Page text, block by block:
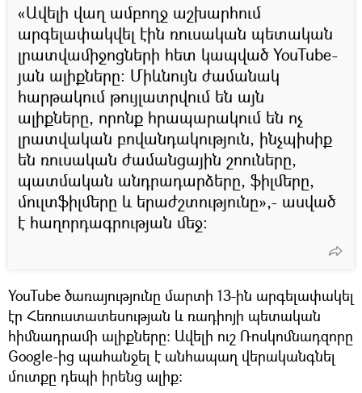
«Ավելի վաղ ամբողջ աշխարհում
արգելափակվել էին ռուսական պետական
լրատվամիջոցների հետ կապված YouTube-
յան ալիքները: Միևնույն ժամանակ
հարթակում թույլատրվում են այն
ալիքները, որոնք հրապարակում են ոչ
լրատվական բովանդակություն, ինչպիսիք
են ռուսական ժամանցային շոուները,
պատմական անդրադարձերը, ֆիլմերը,
մուլտֆիլմերը և երաժշտությունը»,- ասված
է հաղորդագրության մեջ։
YouTube ծառայությունը մարտի 13-ին արգելափակել
էր Հեռուստատեսության և ռադիոյի պետական
հիմնադրամի ալիքները։ Ավելի ուշ Ռոսկոմնադզորը
Google-ից պահանջել է անհապաղ վերականգնել
մուտքը դեպի իրենց ալիք։